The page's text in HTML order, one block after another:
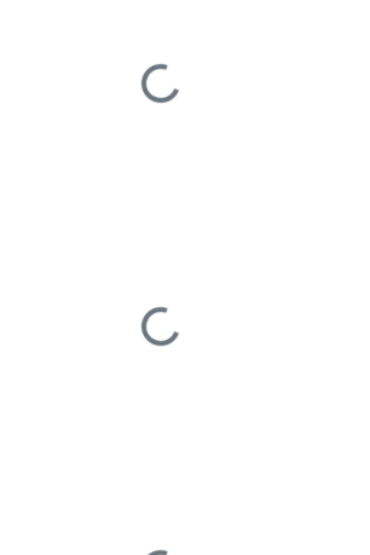
Loading...
Loading...